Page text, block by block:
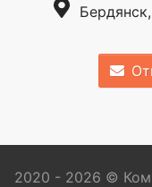
2020 - 2026 ©